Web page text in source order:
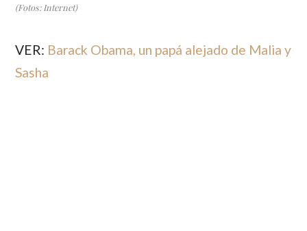
(Fotos: Internet)
VER: Barack Obama, un papá alejado de Malia y
Sasha